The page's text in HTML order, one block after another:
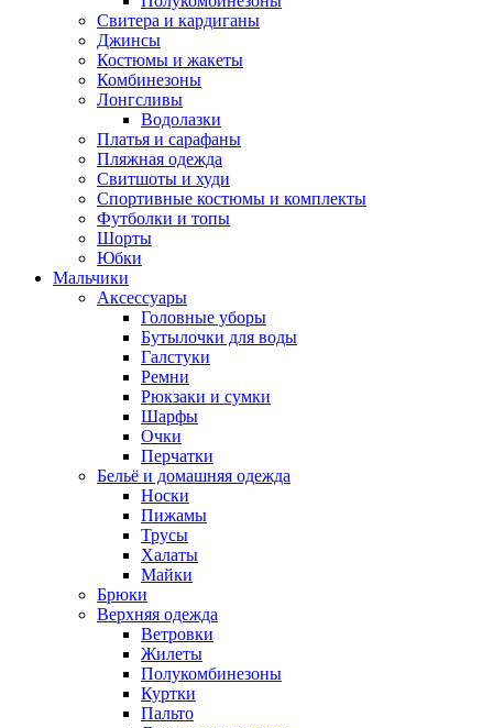
Свитера и кардиганы
Джинсы
Костюмы и жакеты
Комбинезоны
Лонгсливы
Водолазки
Платья и сарафаны
Пляжная одежда
Свитшоты и худи
Спортивные костюмы и комплекты
Футболки и топы
Шорты
Юбки
Мальчики
Аксессуары
Головные уборы
Бутылочки для воды
Галстуки
Ремни
Рюкзаки и сумки
Шарфы
Очки
Перчатки
Бельё и домашняя одежда
Носки
Пижамы
Трусы
Халаты
Майки
Брюки
Верхняя одежда
Ветровки
Жилеты
Полукомбинезоны
Куртки
Пальто